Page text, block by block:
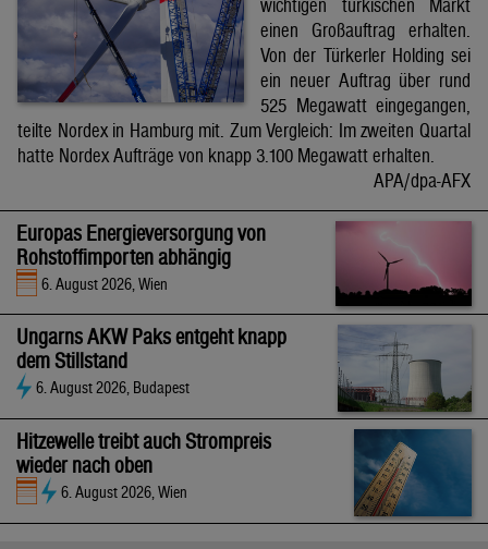
wichtigen türkischen Markt
einen Großauftrag erhalten.
Von der Türkerler Holding sei
ein neuer Auftrag über rund
525 Megawatt eingegangen,
teilte Nordex in Hamburg mit. Zum Vergleich: Im zweiten Quartal
hatte Nordex Aufträge von knapp 3.100 Megawatt erhalten.
APA/dpa-AFX
Europas Energieversorgung von
Rohstoffimporten abhängig
6. August 2026, Wien
Ungarns AKW Paks entgeht knapp
dem Stillstand
6. August 2026, Budapest
Hitzewelle treibt auch Strompreis
wieder nach oben
6. August 2026, Wien